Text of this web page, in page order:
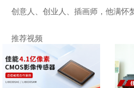
Add Pagination
创意人、创业人、插画师，他满怀
推荐视频